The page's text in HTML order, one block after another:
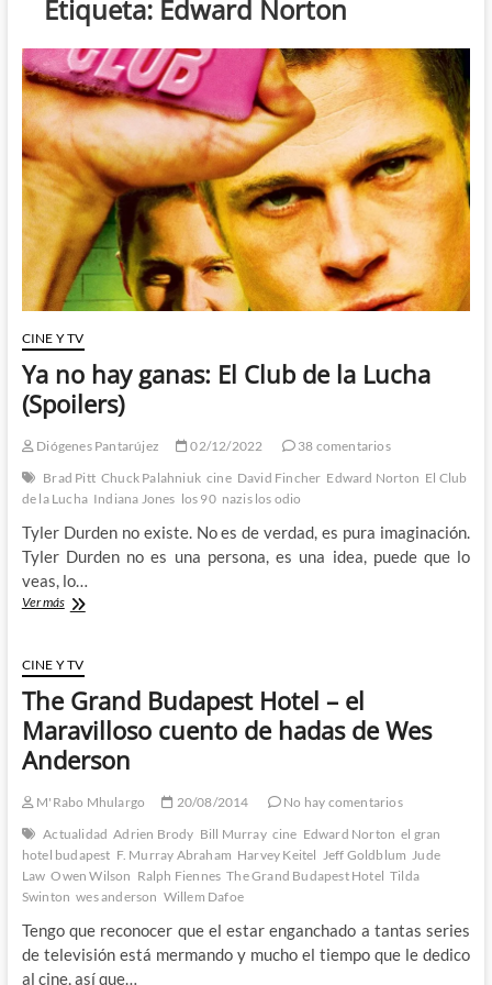
Etiqueta: Edward Norton
CINE Y TV
Ya no hay ganas: El Club de la Lucha
(Spoilers)
Diógenes Pantarújez 02/12/2022
38 comentarios
Brad Pitt Chuck Palahniuk cine David Fincher Edward Norton El Club
de la Lucha Indiana Jones los 90 nazis los odio
Tyler Durden no existe. No es de verdad, es pura imaginación.
Tyler Durden no es una persona, es una idea, puede que lo
veas, lo…
Ver másYa
ganas:
El
Club
la
Lucha
CINE Y TV
The Grand Budapest Hotel – el
Maravilloso cuento de hadas de Wes
Anderson
M'Rabo Mhulargo 20/08/2014
No hay comentarios
Actualidad Adrien Brody Bill Murray cine Edward Norton el gran
hotel budapest F. Murray Abraham Harvey Keitel Jeff Goldblum Jude
Law Owen Wilson Ralph Fiennes The Grand Budapest Hotel Tilda
Swinton wes anderson Willem Dafoe
Tengo que reconocer que el estar enganchado a tantas series
de televisión está mermando y mucho el tiempo que le dedico
al cine, así que…